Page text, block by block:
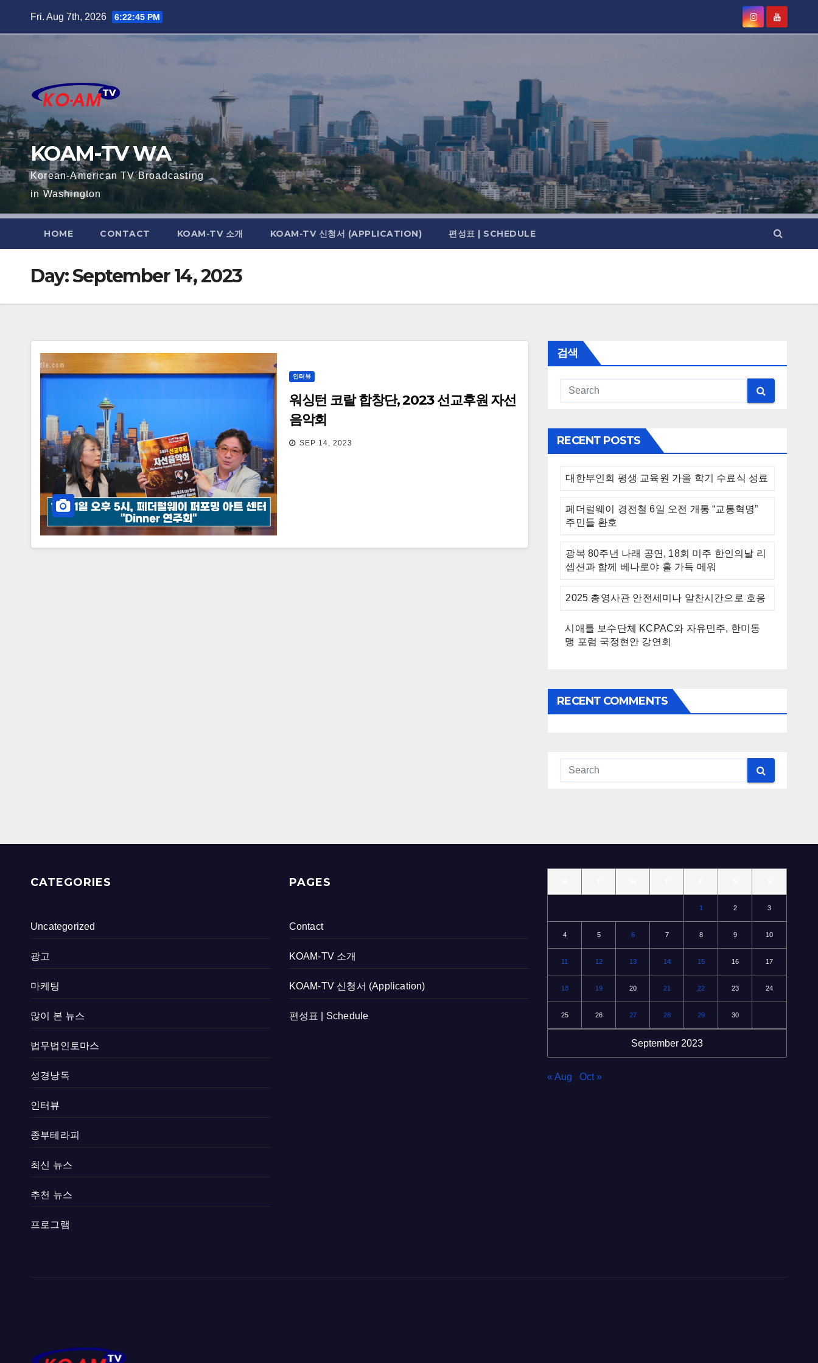
Fri. Aug 7th, 2026 6:22:46 PM
KOAM-TV WA
Korean-American TV Broadcasting
in Washington
HOME CONTACT KOAM-TV 소개 KOAM-TV 신청서 (APPLICATION) 편성표 | SCHEDULE
Day:September 14, 2023
인터뷰
워싱턴 코랄 합창단, 2023 선교후원 자선
음악회
SEP 14, 2023
검색
RECENT POSTS
대한부인회 평생 교육원 가을 학기 수료식 성료
페더럴웨이 경전철 6일 오전 개통 “교통혁명”
주민들 환호
광복 80주년 나래 공연, 18회 미주 한인의날 리
셉션과 함께 베나로야 홀 가득 메워
2025 총영사관 안전세미나 알찬시간으로 호응
시애틀 보수단체 KCPAC와 자유민주, 한미동
맹 포럼 국정현안 강연회
RECENT COMMENTS
CATEGORIES
Uncategorized
광고
마케팅
많이 본 뉴스
법무법인토마스
성경낭독
인터뷰
종부테라피
최신 뉴스
추천 뉴스
프로그램
PAGES
Contact
KOAM-TV 소개
KOAM-TV 신청서 (Application)
편성표 | Schedule
September 2023
1 2 3
4 5 6 7 8 9 10
11 12 13 14 15 16 17
18 19 20 21 22 23 24
25 26 27 28 29 30
« Aug Oct »